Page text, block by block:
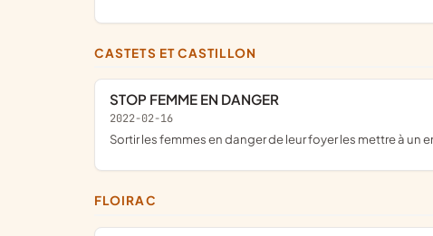
CASTETS ET CASTILLON
STOP FEMME EN DANGER
2022-02-16
sortir les femmes en danger de leur foyer les mettre à un
FLOIRAC